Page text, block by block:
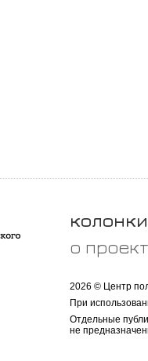
колонки
о
2026 © Центр
При
Отдельные
не